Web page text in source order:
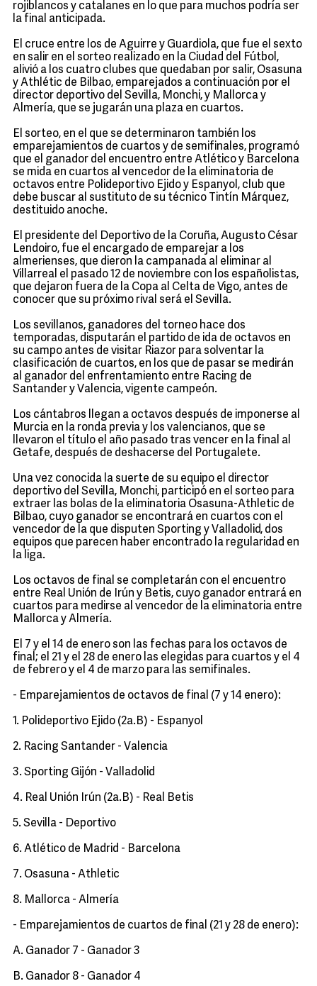
rojiblancos y catalanes en lo que para muchos podría ser
la final anticipada.
El cruce entre los de Aguirre y Guardiola, que fue el sexto
en salir en el sorteo realizado en la Ciudad del Fútbol,
alivió a los cuatro clubes que quedaban por salir, Osasuna
y Athlétic de Bilbao, emparejados a continuación por el
director deportivo del Sevilla, Monchi, y Mallorca y
Almería, que se jugarán una plaza en cuartos.
El sorteo, en el que se determinaron también los
emparejamientos de cuartos y de semifinales, programó
que el ganador del encuentro entre Atlético y Barcelona
se mida en cuartos al vencedor de la eliminatoria de
octavos entre Polideportivo Ejido y Espanyol, club que
debe buscar al sustituto de su técnico Tintín Márquez,
destituido anoche.
El presidente del Deportivo de la Coruña, Augusto César
Lendoiro, fue el encargado de emparejar a los
almerienses, que dieron la campanada al eliminar al
Villarreal el pasado 12 de noviembre con los españolistas,
que dejaron fuera de la Copa al Celta de Vigo, antes de
conocer que su próximo rival será el Sevilla.
Los sevillanos, ganadores del torneo hace dos
temporadas, disputarán el partido de ida de octavos en
su campo antes de visitar Riazor para solventar la
clasificación de cuartos, en los que de pasar se medirán
al ganador del enfrentamiento entre Racing de
Santander y Valencia, vigente campeón.
Los cántabros llegan a octavos después de imponerse al
Murcia en la ronda previa y los valencianos, que se
llevaron el título el año pasado tras vencer en la final al
Getafe, después de deshacerse del Portugalete.
Una vez conocida la suerte de su equipo el director
deportivo del Sevilla, Monchi, participó en el sorteo para
extraer las bolas de la eliminatoria Osasuna-Athletic de
Bilbao, cuyo ganador se encontrará en cuartos con el
vencedor de la que disputen Sporting y Valladolid, dos
equipos que parecen haber encontrado la regularidad en
la liga.
Los octavos de final se completarán con el encuentro
entre Real Unión de Irún y Betis, cuyo ganador entrará en
cuartos para medirse al vencedor de la eliminatoria entre
Mallorca y Almería.
El 7 y el 14 de enero son las fechas para los octavos de
final; el 21 y el 28 de enero las elegidas para cuartos y el 4
de febrero y el 4 de marzo para las semifinales.
- Emparejamientos de octavos de final (7 y 14 enero):
1. Polideportivo Ejido (2a.B) - Espanyol
2. Racing Santander - Valencia
3. Sporting Gijón - Valladolid
4. Real Unión Irún (2a.B) - Real Betis
5. Sevilla - Deportivo
6. Atlético de Madrid - Barcelona
7. Osasuna - Athletic
8. Mallorca - Almería
- Emparejamientos de cuartos de final (21 y 28 de enero):
A. Ganador 7 - Ganador 3
B. Ganador 8 - Ganador 4